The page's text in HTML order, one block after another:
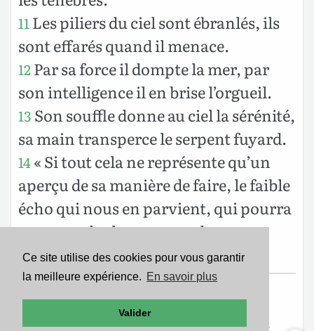
Ce site utilise des cookies pour vous garantir
la meilleure expérience. En savoir plus
Valider
11 Les piliers du ciel sont ébranlés, ils
sont effarés quand il menace.
12Par sa force il dompte la mer, par
son intelligence il en brise l’orgueil.
13 Son souffle donne au ciel la sérénité,
sa main transperce le serpent fuyard.
14« Si tout cela ne représente qu’un
aperçu de sa manière de faire, le faible
écho qui nous en parvient, qui pourra
comprendre le tonnerre de sa
puissance ? »
Texte de la Bible Version Segond 21
Copyright ©2007Société Biblique de Genève